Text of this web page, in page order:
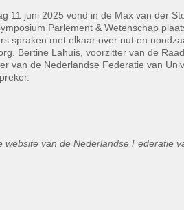
11 juni 2025 vond in de Max van der
Parlement & Wetenschap
spraken met elkaar over nut en
Bertine Lahuis, voorzitter van de
van de Nederlandse Federatie van
website van de Nederlandse Federatie